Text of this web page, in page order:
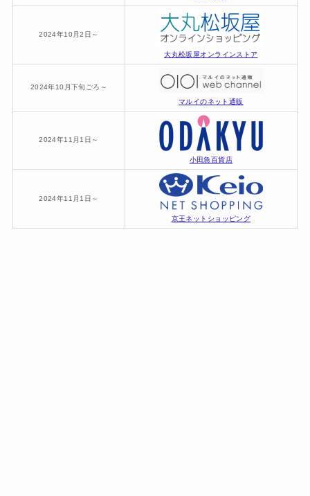
2024年10月2日～
大丸松坂屋オンラインストア
2024年10月下旬ごろ～
マルイのネット通販
2024年11月1日～
小田急百貨店
2024年11月1日～
京王ネットショッピング